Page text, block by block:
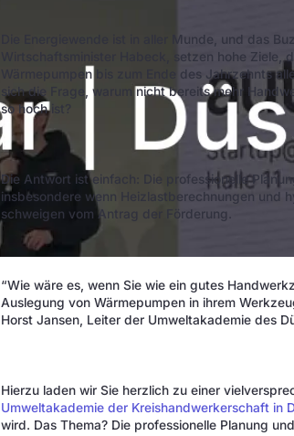
Die Energiewende ist in aller Munde, und das
Wirtschaftsminister Habeck, setzen hohe Ziele,
Wärmepumpen bis zum Ende des Jahrzehnts
sich die Frage, warum nicht bereits mehr
so hoch ist?
Die Antwort ist einfach: Die professionelle
insbesondere wenn Heizlastberechnungen und
schweigen vom Antrag der Förderung.
“Wie wäre es, wenn Sie wie ein gutes
Auslegung von Wärmepumpen in ihrem
Horst Jansen, Leiter der Umweltakademie des
Hierzu laden wir Sie herzlich zu einer
Umweltakademie der Kreishandwerkerschaft in
wird. Das Thema? Die professionelle Planung